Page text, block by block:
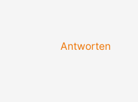
Antworten